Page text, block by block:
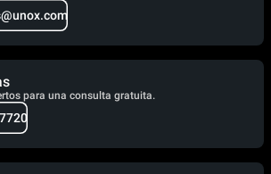
para una consulta gratuita.